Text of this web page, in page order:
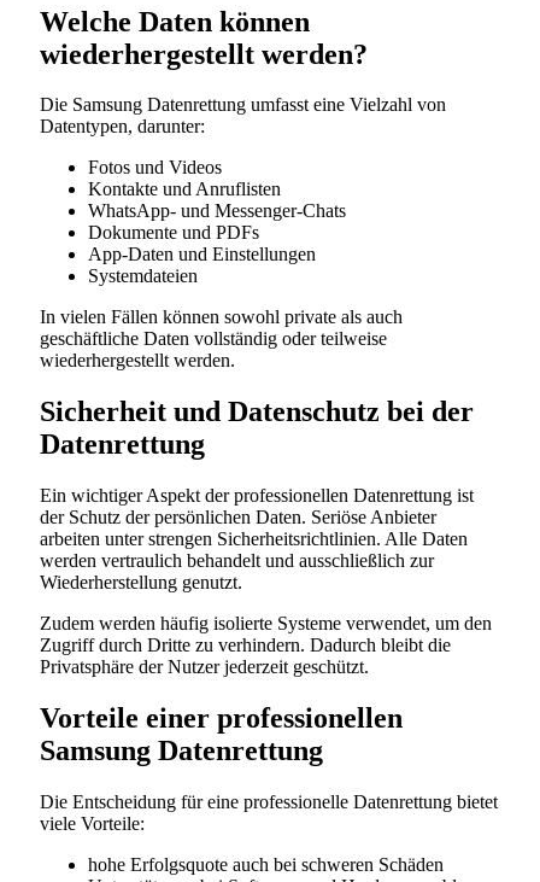
Welche Daten können
wiederhergestellt werden?
Die Samsung Datenrettung umfasst eine Vielzahl von
Datentypen, darunter:
Fotos und Videos
Kontakte und Anruflisten
WhatsApp- und Messenger-Chats
Dokumente und PDFs
App-Daten und Einstellungen
Systemdateien
In vielen Fällen können sowohl private als auch
geschäftliche Daten vollständig oder teilweise
wiederhergestellt werden.
Sicherheit und Datenschutz bei der
Datenrettung
Ein wichtiger Aspekt der professionellen Datenrettung ist
der Schutz der persönlichen Daten. Seriöse Anbieter
arbeiten unter strengen Sicherheitsrichtlinien. Alle Daten
werden vertraulich behandelt und ausschließlich zur
Wiederherstellung genutzt.
Zudem werden häufig isolierte Systeme verwendet, um den
Zugriff durch Dritte zu verhindern. Dadurch bleibt die
Privatsphäre der Nutzer jederzeit geschützt.
Vorteile einer professionellen
Samsung Datenrettung
Die Entscheidung für eine professionelle Datenrettung bietet
viele Vorteile:
hohe Erfolgsquote auch bei schweren Schäden